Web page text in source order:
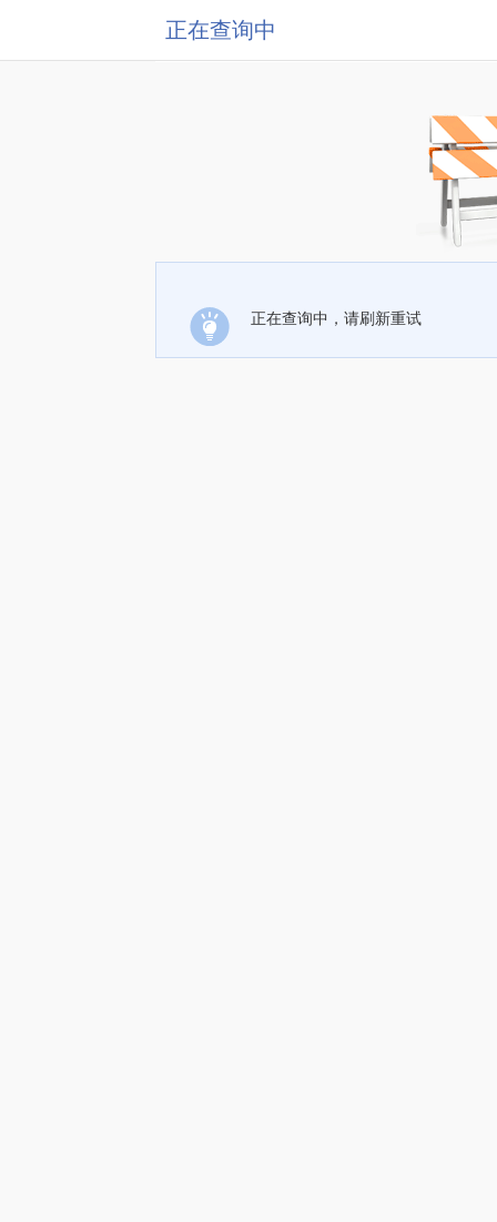
正在查询中
正在查询中，请刷新重试